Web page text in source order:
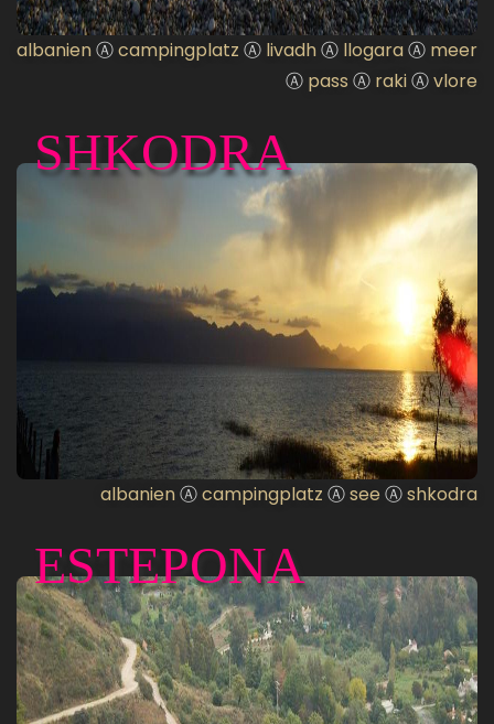
albanienⒶcampingplatz Ⓐ livadhⒶ llogaraⒶ meer
Ⓐ pass Ⓐ rakiⒶvlore
SHKODRA
albanienⒶcampingplatz Ⓐsee Ⓐshkodra
ESTEPONA